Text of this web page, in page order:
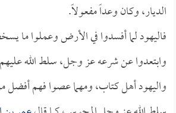
الديار، وكان وعداً مفعولاً.
فاليهود لما أفسدوا في الأرض وعملوا ما
وابتعدوا عن شرعه عز وجل، سلط الله
واليهود أهل كتاب، ومهما عصوا فهم